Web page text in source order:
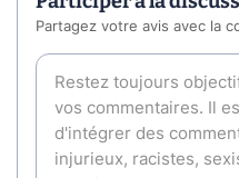
Partagez votre avis avec la